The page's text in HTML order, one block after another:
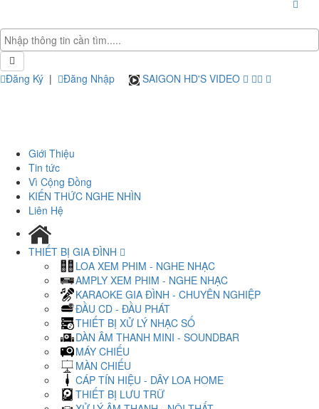
Đăng Ký | Đăng Nhập SAIGON HD'S VIDEO
Giới Thiệu
Tin tức
Vì Cộng Đồng
KIẾN THỨC NGHE NHÌN
Liên Hệ
THIẾT BỊ GIA ĐÌNH
LOA XEM PHIM - NGHE NHẠC
AMPLY XEM PHIM - NGHE NHẠC
KARAOKE GIA ĐÌNH - CHUYÊN NGHIỆP
ĐẦU CD - ĐẦU PHÁT
THIẾT BỊ XỬ LÝ NHẠC SỐ
DÀN ÂM THANH MINI - SOUNDBAR
MÁY CHIẾU
MÀN CHIẾU
CÁP TÍN HIỆU - DÂY LOA HOME
THIẾT BỊ LƯU TRỮ